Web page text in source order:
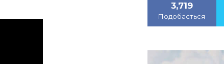
3,719
Подобається